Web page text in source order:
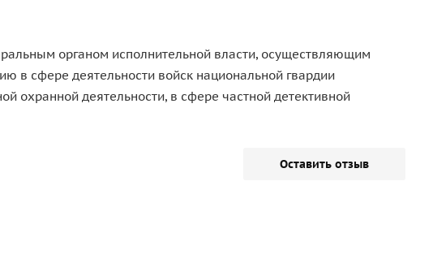
органом исполнительной власти, осуществляющим
в сфере деятельности войск национальной гвардии
охранной деятельности, в сфере частной детективной
Оставить отзыв